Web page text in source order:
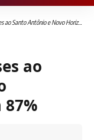
Antônio e Novo Horizonte ultrapassa 87%
ao